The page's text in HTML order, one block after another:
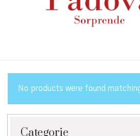
No products were found
Categorie